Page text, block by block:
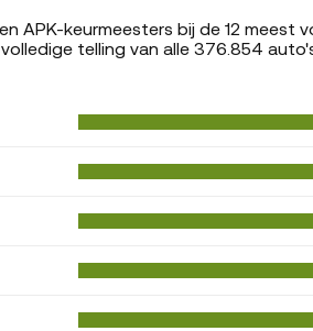
APK-keurmeesters bij de 12 meest
telling van alle 376.854